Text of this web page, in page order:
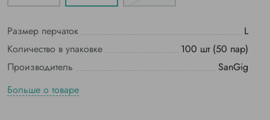
Размер перчаток
L
Количество в упаковке
100 шт (50 пар)
Производитель
SanGig
Больше о товаре